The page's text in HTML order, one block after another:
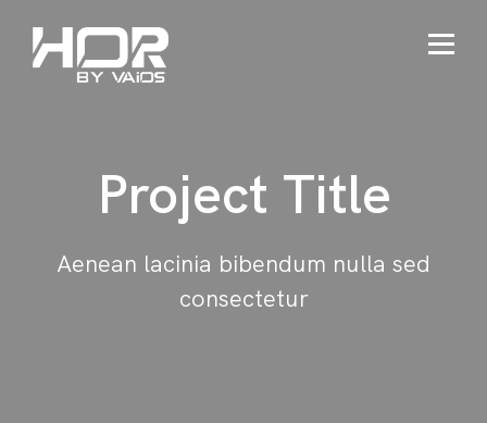
Project Title
Aenean lacinia bibendum nulla sed
consectetur